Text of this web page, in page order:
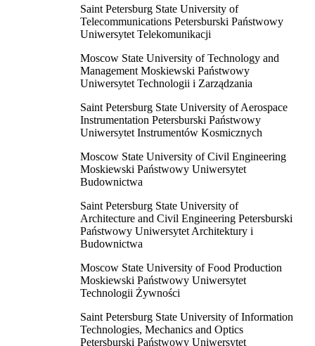
Saint Petersburg State University of
Telecommunications Petersburski Państwowy
Uniwersytet Telekomunikacji
Moscow State University of Technology and
Management Moskiewski Państwowy
Uniwersytet Technologii i Zarządzania
Saint Petersburg State University of Aerospace
Instrumentation Petersburski Państwowy
Uniwersytet Instrumentów Kosmicznych
Moscow State University of Civil Engineering
Moskiewski Państwowy Uniwersytet
Budownictwa
Saint Petersburg State University of
Architecture and Civil Engineering Petersburski
Państwowy Uniwersytet Architektury i
Budownictwa
Moscow State University of Food Production
Moskiewski Państwowy Uniwersytet
Technologii Żywności
Saint Petersburg State University of Information
Technologies, Mechanics and Optics
Petersburski Państwowy Uniwersytet